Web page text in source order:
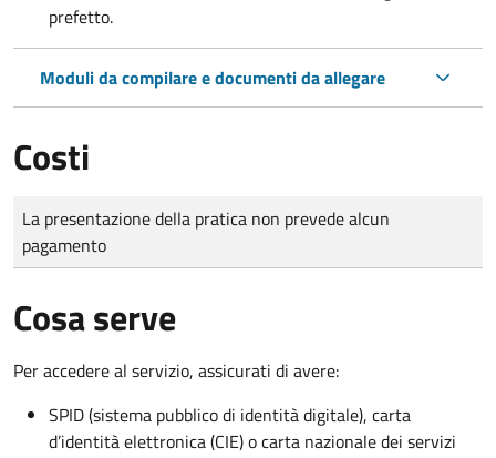
prefetto.
Moduli da compilare e documenti da allegare
Costi
Tipo di pagamento
Importo
La presentazione della pratica non prevede alcun
pagamento
Cosa serve
Per accedere al servizio, assicurati di avere:
SPID (sistema pubblico di identità digitale), carta
d’identità elettronica (CIE) o carta nazionale dei servizi